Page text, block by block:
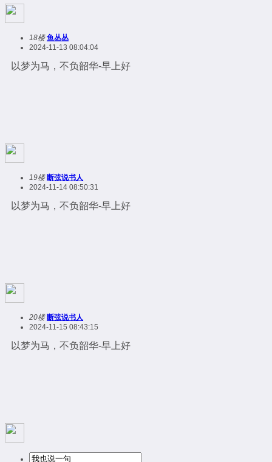
18楼 鱼丛丛
2024-11-13 08:04:04
以梦为马，不负韶华-早上好
19楼 断弦说书人
2024-11-14 08:50:31
以梦为马，不负韶华-早上好
20楼 断弦说书人
2024-11-15 08:43:15
以梦为马，不负韶华-早上好